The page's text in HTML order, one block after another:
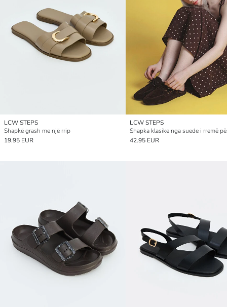
LCW STEPS
Shapkë grash me një rrip
19.95 EUR
LCW STEPS
Shapka klasike nga suede i rremë
42.95 EUR